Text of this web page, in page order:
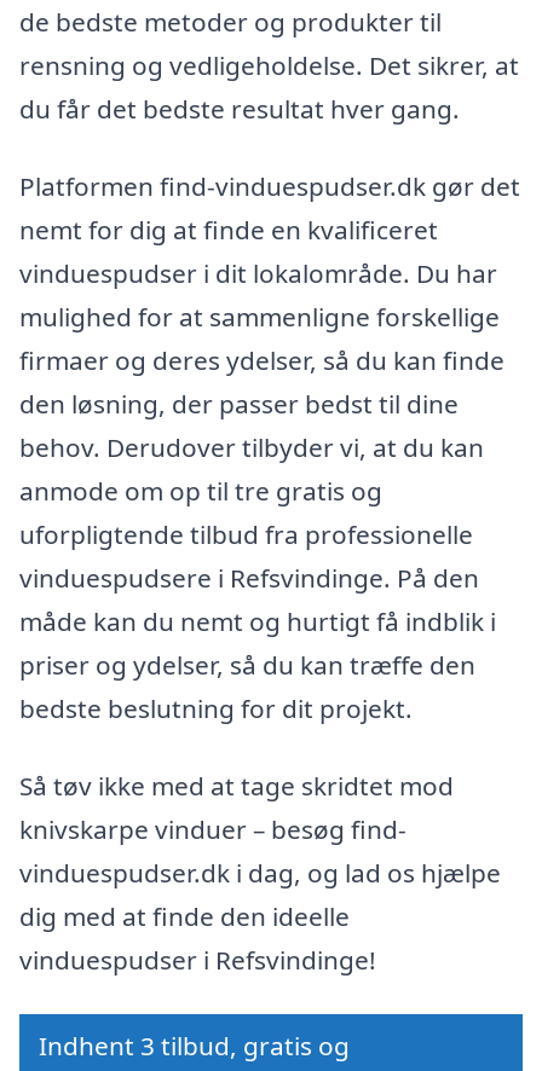
de bedste metoder og produkter til
rensning og vedligeholdelse. Det sikrer, at
du får det bedste resultat hver gang.
Platformen find-vinduespudser.dk gør det
nemt for dig at finde en kvalificeret
vinduespudser i dit lokalområde. Du har
mulighed for at sammenligne forskellige
firmaer og deres ydelser, så du kan finde
den løsning, der passer bedst til dine
behov. Derudover tilbyder vi, at du kan
anmode om op til tre gratis og
uforpligtende tilbud fra professionelle
vinduespudsere i Refsvindinge. På den
måde kan du nemt og hurtigt få indblik i
priser og ydelser, så du kan træffe den
bedste beslutning for dit projekt.
Så tøv ikke med at tage skridtet mod
knivskarpe vinduer – besøg find-
vinduespudser.dk i dag, og lad os hjælpe
dig med at finde den ideelle
vinduespudser i Refsvindinge!
Indhent 3 tilbud, gratis og